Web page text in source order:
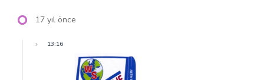
17 yıl önce
13:16